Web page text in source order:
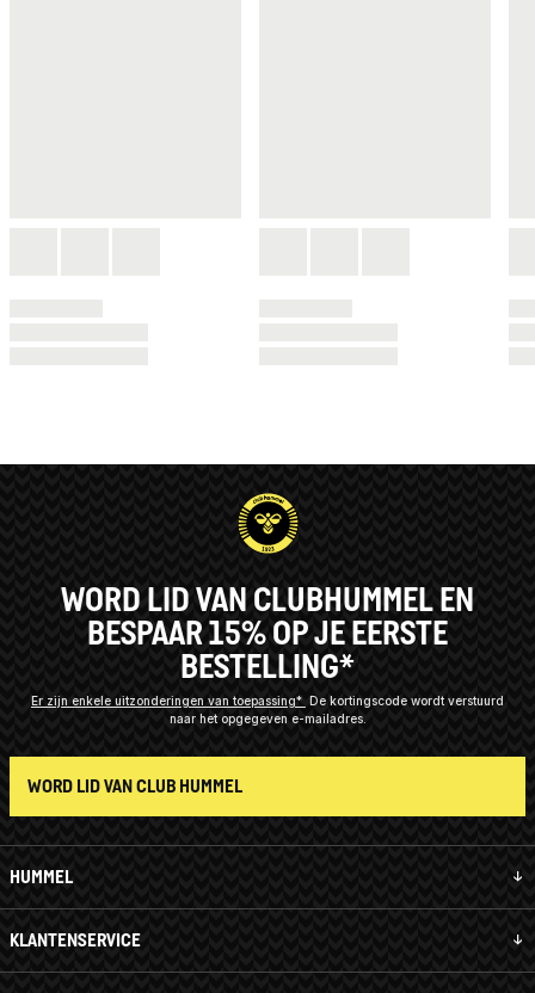
HUMMEL
KLANTENSERVICE
WORD LID VAN CLUBHUMMEL EN
BESPAAR 15% OP JE EERSTE
BESTELLING*
Er zijn enkele uitzonderingen van toepassing* De kortingscode wordt verstuurd
naar het opgegeven e-mailadres.
WORD LID VAN CLUB HUMMEL